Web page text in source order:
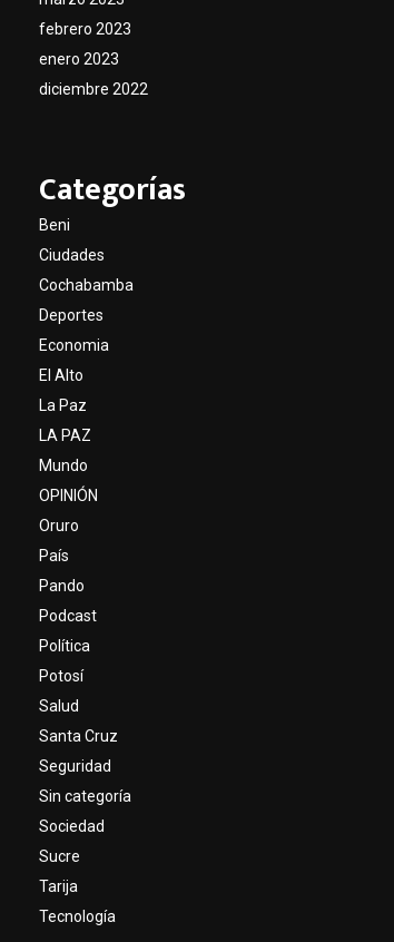
febrero 2023
enero 2023
diciembre 2022
Categorías
Beni
Ciudades
Cochabamba
Deportes
Economia
El Alto
La Paz
LA PAZ
Mundo
OPINIÓN
Oruro
País
Pando
Podcast
Política
Potosí
Salud
Santa Cruz
Seguridad
Sin categoría
Sociedad
Sucre
Tarija
Tecnología